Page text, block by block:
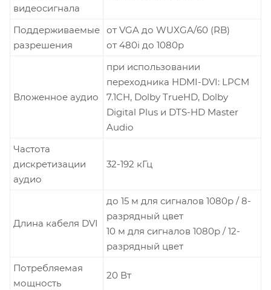
видеосигнала
Поддерживаемые
разрешения
от VGA до WUXGA/60 (RB)
от 480i до 1080p
Вложенное аудио
при использовании
переходника HDMI-DVI: LPCM
7.1CH, Dolby TrueHD, Dolby
Digital Plus и DTS-HD Master
Audio
Частота
дискретизации
аудио
32-192 кГц
Длина кабеля DVI
до 15 м для сигналов 1080p / 8-
разрядный цвет
10 м для сигналов 1080p / 12-
разрядный цвет
Потребляемая
мощность
20 Вт